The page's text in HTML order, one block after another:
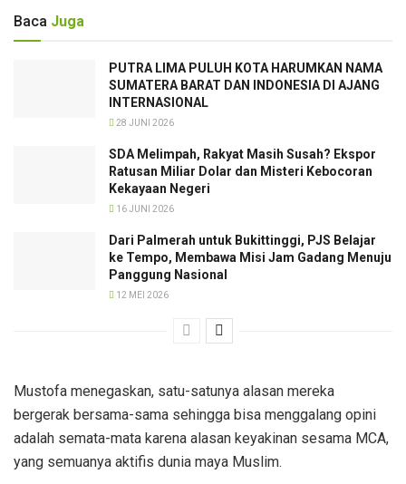
Baca Juga
PUTRA LIMA PULUH KOTA HARUMKAN NAMA
SUMATERA BARAT DAN INDONESIA DI AJANG
INTERNASIONAL
28 JUNI 2026
SDA Melimpah, Rakyat Masih Susah? Ekspor
Ratusan Miliar Dolar dan Misteri Kebocoran
Kekayaan Negeri
16 JUNI 2026
Dari Palmerah untuk Bukittinggi, PJS Belajar
ke Tempo, Membawa Misi Jam Gadang Menuju
Panggung Nasional
12 MEI 2026
Mustofa menegaskan, satu-satunya alasan mereka
bergerak bersama-sama sehingga bisa menggalang opini
adalah semata-mata karena alasan keyakinan sesama MCA,
yang semuanya aktifis dunia maya Muslim.